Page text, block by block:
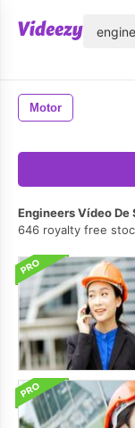
Motor
Engineers Vídeo De
646 royalty free